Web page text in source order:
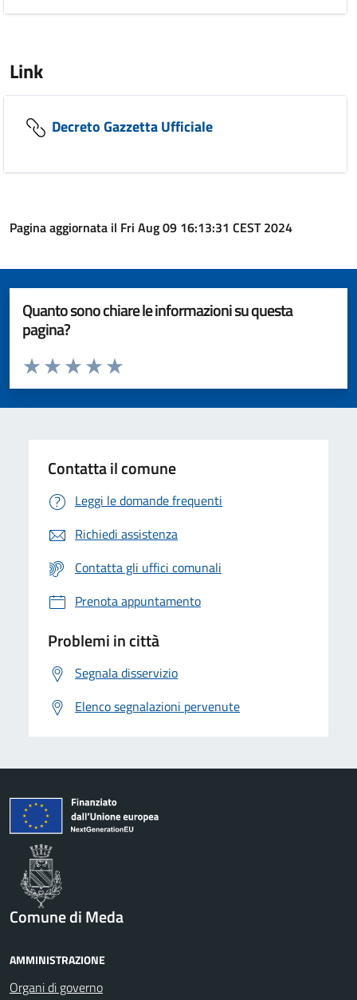
Link
Decreto Gazzetta Ufficiale
Pagina aggiornata il Fri Aug 09 16:13:31 CEST 2024
Quanto sono chiare le informazioni su questa
pagina?
Valuta da 1 a 5 stelle la pagina
Valuta 5 stelle su 5
Valuta 4 stelle su 5
Valuta 3 stelle su 5
Valuta 2 stelle su 5
Valuta 1 stelle su 5
Contatta il comune
Leggi le domande frequenti
Richiedi assistenza
Contatta gli uffici comunali
Prenota appuntamento
Problemi in città
Segnala disservizio
Elenco segnalazioni pervenute
Comune di Meda
AMMINISTRAZIONE
Organi di governo